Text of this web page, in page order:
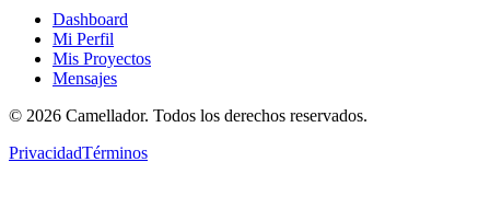
Dashboard
Mi Perfil
Mis Proyectos
Mensajes
© 2026 Camellador. Todos los derechos reservados.
PrivacidadTérminos